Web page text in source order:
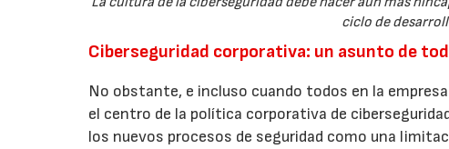
ciclo de
Ciberseguridad corporativa: un asunto de
No obstante, e incluso cuando todos en la
el centro de la política corporativa de
los nuevos procesos de seguridad como una